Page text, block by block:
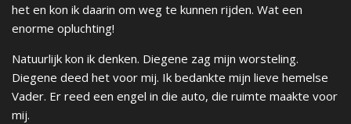
het en kon ik daarin om weg te kunnen rijden. Wat een
enorme opluchting!
Natuurlijk kon ik denken. Diegene zag mijn worsteling.
Diegene deed het voor mij. Ik bedankte mijn lieve hemelse
Vader. Er reed een engel in die auto, die ruimte maakte voor
mij.